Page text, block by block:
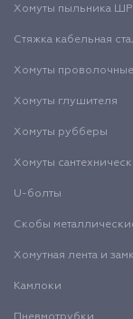
Хомуты пыльника
Стяжка кабельная
Хомуты проволочные
Хомуты глушителя
Хомуты рубберы
Хомуты
U-болты
Скобы
Хомутная лента и
Камлоки